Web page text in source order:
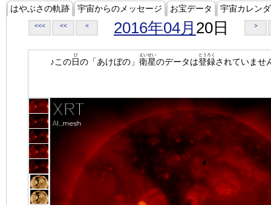
はやぶさの軌跡 宇宙からのメッセージ お宝データ 宇宙カレン
<<< << < 2016年04月 20日 >
♪この日
ひ
の「あけぼの」 衛星
えいせい
のデータは登録
とうろく
されていませ